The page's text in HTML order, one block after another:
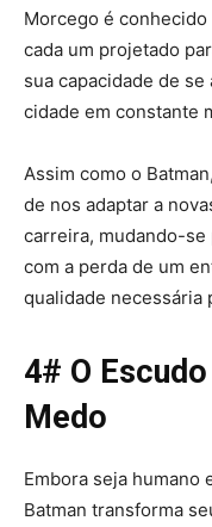
Morcego é conhecido
cada um projetado
sua capacidade de
cidade em constante
Assim como o
de nos adaptar a
carreira, mudando-se
com a perda de um
qualidade necessária
4# O
Medo
Embora seja humano
Batman transforma